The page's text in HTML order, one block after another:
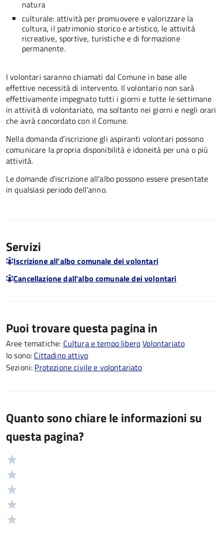
natura
culturale: attività per promuovere e valorizzare la
cultura, il patrimonio storico e artistico, le attività
ricreative, sportive, turistiche e di formazione
permanente.
I volontari saranno chiamati dal Comune in base alle
effettive necessità di intervento. Il volontario non sarà
effettivamente impegnato tutti i giorni e tutte le settimane
in attività di volontariato, ma soltanto nei giorni e negli orari
che avrà concordato con il Comune.
Nella domanda d’iscrizione gli aspiranti volontari possono
comunicare la propria disponibilità e idoneità per una o più
attività.
Le domande d'iscrizione all'albo possono essere presentate
in qualsiasi periodo dell’anno.
Servizi
Iscrizione all'albo comunale dei volontari
Cancellazione dall'albo comunale dei volontari
Puoi trovare questa pagina in
Aree tematiche: Cultura e tempo liberoVolontariato
Io sono: Cittadino attivo
Sezioni: Protezione civile e volontariato
Quanto sono chiare le informazioni su
questa pagina?
Valutazione